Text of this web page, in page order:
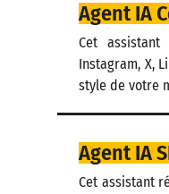
Agent IA
Cet assistant
Instagram, X,
style de votre
Agent IA
Cet assistant